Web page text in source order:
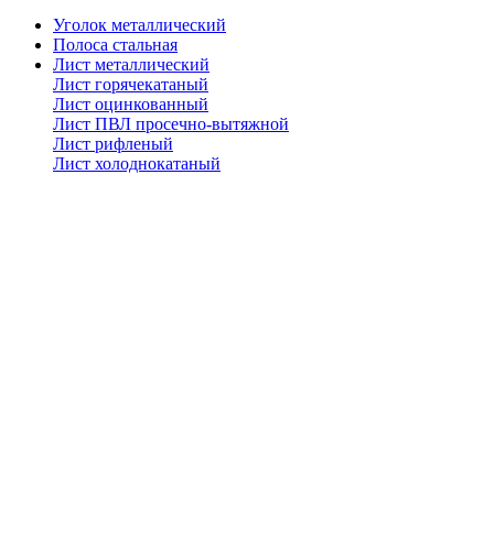
Уголок металлический
Полоса стальная
Лист металлический
Лист горячекатаный
Лист оцинкованный
Лист ПВЛ просечно-вытяжной
Лист рифленый
Лист холоднокатаный